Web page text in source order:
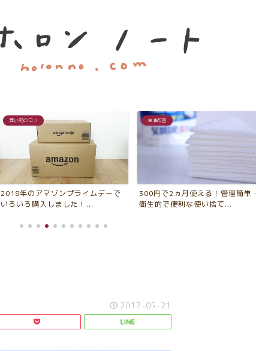
生活改善
300円で2ヵ月使える！管理簡単・
衛生的で便利な使い捨て...
シンプルライフ
超ズボラな私が月経用カップを10
年以上使い続けている10...
2017-05-21